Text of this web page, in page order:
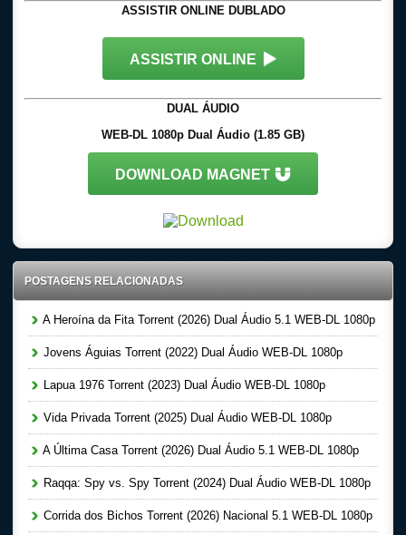
ASSISTIR ONLINE DUBLADO
ASSISTIR ONLINE
DUAL ÁUDIO
WEB-DL 1080p Dual Áudio (1.85 GB)
DOWNLOAD MAGNET
POSTAGENS RELACIONADAS
A Heroína da Fita Torrent (2026) Dual Áudio 5.1 WEB-DL 1080p
Jovens Águias Torrent (2022) Dual Áudio WEB-DL 1080p
Lapua 1976 Torrent (2023) Dual Áudio WEB-DL 1080p
Vida Privada Torrent (2025) Dual Áudio WEB-DL 1080p
A Última Casa Torrent (2026) Dual Áudio 5.1 WEB-DL 1080p
Raqqa: Spy vs. Spy Torrent (2024) Dual Áudio WEB-DL 1080p
Corrida dos Bichos Torrent (2026) Nacional 5.1 WEB-DL 1080p